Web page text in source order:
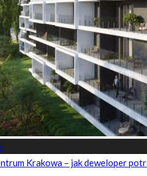
Krakowa – jak deweloper